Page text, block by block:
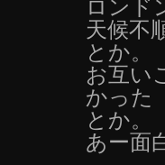
ロンド
天候不
とか。
お互い
かった
とか。
あー面